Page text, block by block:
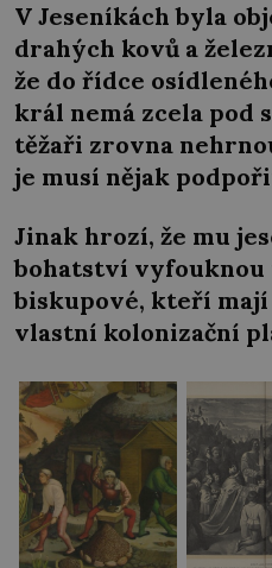
V Jeseníkách byla
drahých kovů a
že do řídce
král nemá zcela pod
těžaři zrovna
je musí nějak
Jinak hrozí, že mu
bohatství
biskupové, kteří
vlastní kolonizační